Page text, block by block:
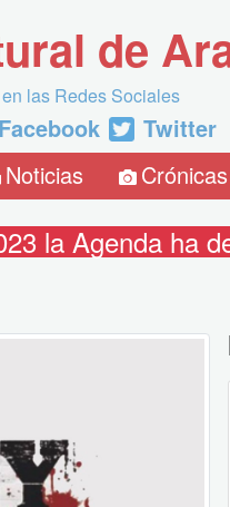
de
las Redes Sociales
Facebook
Twitter
Noticias Crónicas
la Agenda ha